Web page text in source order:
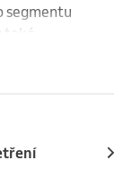
segmentu
také
v